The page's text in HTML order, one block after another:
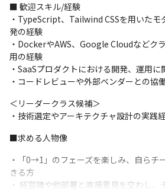
・領域を限定しないフルスタックエンジ
きます
∟Web（Next.js）、アプリケーション（
（Python/Django）という市場価値の高
きます
∟入社時点ですべてを完璧に扱える必要
∟“いずれか一つの強み”を軸に業務時間
値の高いエンジニアへの成長を後押ししま
・経営陣と大型モニターを囲み、ビジネ
化できます
∟会議室の大型モニターにコードやプロ
営陣とダイレクトに議論が可能です
∟「この機能でユーザー体験はどう変わ
らリアルタイムで形にできます
■ 歓迎スキル/経験
・TypeScript、Tailwind CSSを用いたモ
発の経験
・DockerやAWS、Google Cloudなどク
用の経験
・SaaSプロダクトにおける開発、運用に
・コードレビューや外部ベンダーとの協
＜リーダークラス候補＞
・技術選定やアーキテクチャ設計の実践
■求める人物像
・「0→1」のフェーズを楽しみ、自らチ
きる方
・ 経営陣や他部署と直接意見を交わし